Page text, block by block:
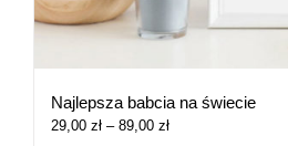
Najlepsza babcia na świecie
29,00 zł – 89,00 złZakres